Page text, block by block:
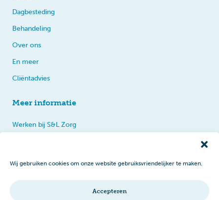
Wij gebruiken cookies om onze website gebruiksvriendelijker te maken.
Accepteren
Dagbesteding
Behandeling
Over ons
En meer
Cliëntadvies
Meer informatie
Werken bij S&L Zorg